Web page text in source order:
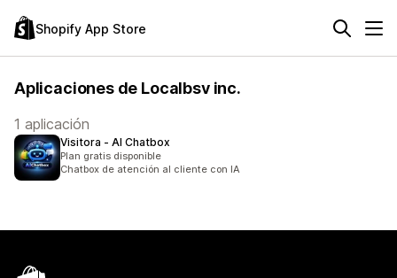
Shopify App Store
Aplicaciones de Localbsv inc.
1 aplicación
Visitora ‑ AI Chatbox
Plan gratis disponible
Chatbox de atención al cliente con IA